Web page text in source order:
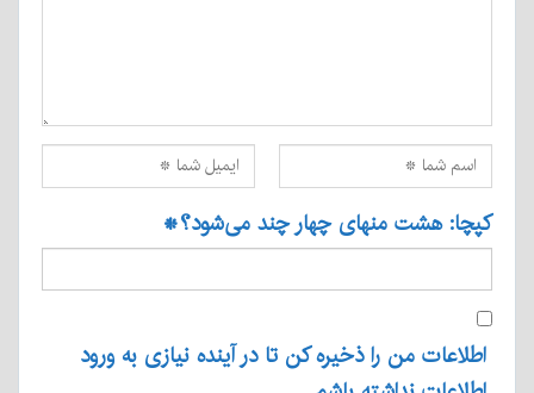
کپچا: هشت منهای چهار چند می‌شود؟*
اطلاعات من را ذخیره کن تا در آینده نیازی به ورود